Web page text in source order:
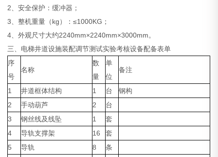
2、安全保护：缓冲器；
3、整机重量（kg）：≤1000KG；
4、外观尺寸大约2240mm×2240mm×3000mm。
三、 电梯井道设施装配调节测试实验考核设备配备表单
序
号
名称
数
量
单
位
备注
1 井道框体结构 1 台
钢构
2
手动葫芦 2
台
3
钢丝线及线坠 1
套
4
导轨支撑架 16
套
5
导轨 8
条